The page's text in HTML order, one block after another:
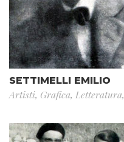
SETTIMELLI EMILIO
Artisti, Grafica, Letteratura,